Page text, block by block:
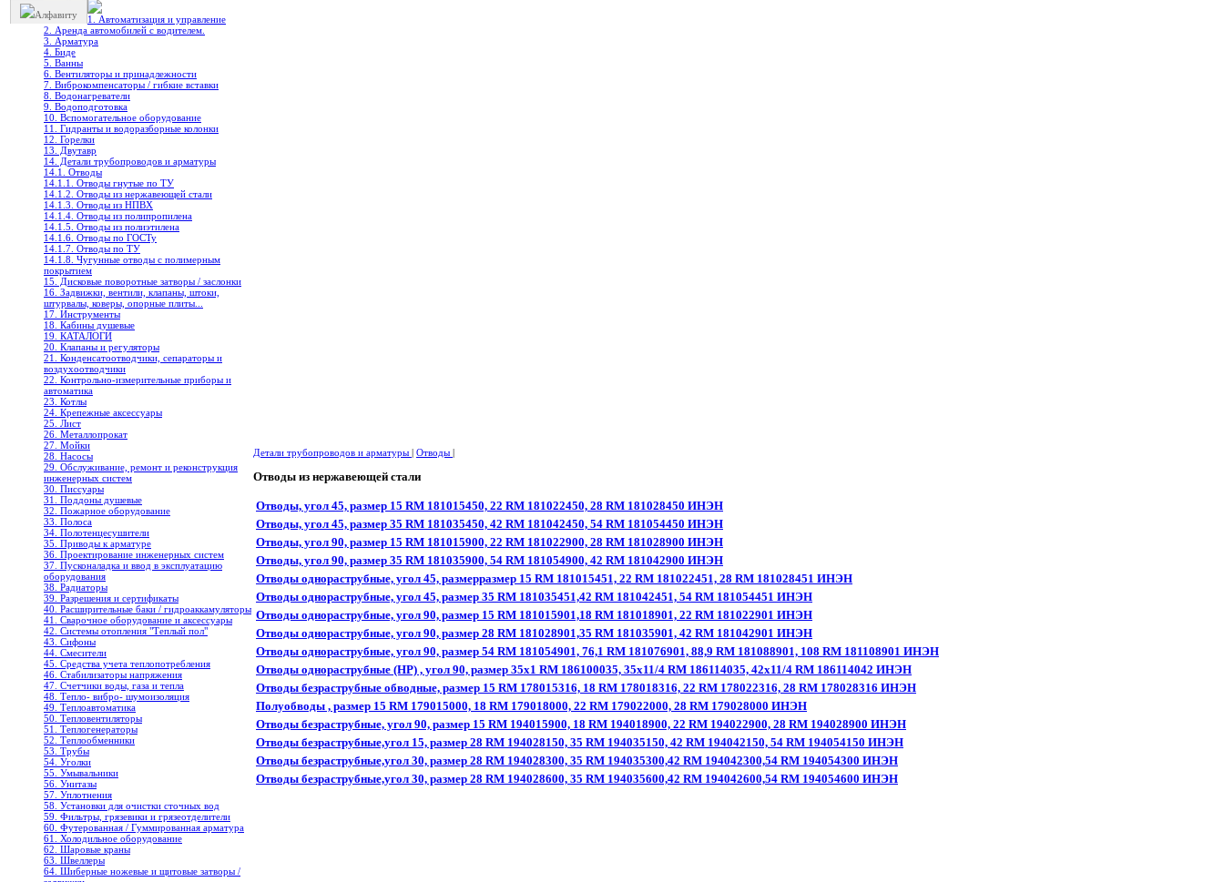
Алфавиту
1. Автоматизация и управление
2. Аренда автомобилей с водителем.
3. Арматура
4. Биде
5. Ванны
6. Вентиляторы и принадлежности
7. Виброкомпенсаторы / гибкие вставки
8. Водонагреватели
9. Водоподготовка
10. Вспомогательное оборудование
11. Гидранты и водоразборные колонки
12. Горелки
13. Двутавр
14. Детали трубопроводов и арматуры
14.1. Отводы
14.1.1. Отводы гнутые по ТУ
14.1.2. Отводы из нержавеющей стали
14.1.3. Отводы из НПВХ
14.1.4. Отводы из полипропилена
14.1.5. Отводы из полиэтилена
14.1.6. Отводы по ГОСТу
14.1.7. Отводы по ТУ
14.1.8. Чугунные отводы с полимерным
покрытием
15. Дисковые поворотные затворы / заслонки
16. Задвижки, вентили, клапаны, штоки,
штурвалы, коверы, опорные плиты...
17. Инструменты
18. Кабины душевые
19. КАТАЛОГИ
20. Клапаны и регуляторы
21. Конденсатоотводчики, сепараторы и
воздухоотводчики
22. Контрольно-измерительные приборы и
автоматика
23. Котлы
24. Крепежные аксессуары
25. Лист
26. Металлопрокат
27. Мойки
28. Насосы
29. Обслуживание, ремонт и реконструкция
инженерных систем
30. Писсуары
31. Поддоны душевые
32. Пожарное оборудование
33. Полоса
34. Полотенцесушители
35. Приводы к арматуре
36. Проектирование инженерных систем
37. Пусконаладка и ввод в эксплуатацию
оборудования
38. Радиаторы
39. Разрешения и сертификаты
40. Расширительные баки / гидроаккамуляторы
41. Сварочное оборудование и аксессуары
42. Системы отопления "Теплый пол"
43. Сифоны
44. Смесители
45. Средства учета теплопотребления
46. Стабилизаторы напряжения
47. Счетчики воды, газа и тепла
48. Тепло- вибро- шумоизоляция
49. Теплоавтоматика
50. Тепловентиляторы
51. Теплогенераторы
52. Теплообменники
53. Трубы
54. Уголки
55. Умывальники
56. Унитазы
57. Уплотнения
58. Установки для очистки сточных вод
59. Фильтры, грязевики и грязеотделители
60. Футерованная / Гуммированная арматура
61. Холодильное oборудование
62. Шаровые краны
63. Швеллеры
64. Шиберные ножевые и щитовые затворы /
Детали трубопроводов и арматуры | Отводы |
Отводы из нержавеющей стали
Отводы, угол 45, размер 15 RM 181015450, 22 RM 181022450, 28 RM 181028450 ИНЭН
Отводы, угол 45, размер 35 RM 181035450, 42 RM 181042450, 54 RM 181054450 ИНЭН
Отводы, угол 90, размер 15 RM 181015900, 22 RM 181022900, 28 RM 181028900 ИНЭН
Отводы, угол 90, размер 35 RM 181035900, 54 RM 181054900, 42 RM 181042900 ИНЭН
Отводы однораструбные, угол 45, размерразмер 15 RM 181015451, 22 RM 181022451, 28 RM 181028451 ИНЭН
Отводы однораструбные, угол 45, размер 35 RM 181035451,42 RM 181042451, 54 RM 181054451 ИНЭН
Отводы однораструбные, угол 90, размер 15 RM 181015901,18 RM 181018901, 22 RM 181022901 ИНЭН
Отводы однораструбные, угол 90, размер 28 RM 181028901,35 RM 181035901, 42 RM 181042901 ИНЭН
Отводы однораструбные, угол 90, размер 54 RM 181054901, 76,1 RM 181076901, 88,9 RM 181088901, 108 RM 181108901 ИНЭН
Отводы однораструбные (НР) , угол 90, размер 35x1 RM 186100035, 35x11/4 RM 186114035, 42x11/4 RM 186114042 ИНЭН
Отводы безраструбные обводные, размер 15 RM 178015316, 18 RM 178018316, 22 RM 178022316, 28 RM 178028316 ИНЭН
Полуобводы , размер 15 RM 179015000, 18 RM 179018000, 22 RM 179022000, 28 RM 179028000 ИНЭН
Отводы безраструбные, угол 90, размер 15 RM 194015900, 18 RM 194018900, 22 RM 194022900, 28 RM 194028900 ИНЭН
Отводы безраструбные,угол 15, размер 28 RM 194028150, 35 RM 194035150, 42 RM 194042150, 54 RM 194054150 ИНЭН
Отводы безраструбные,угол 30, размер 28 RM 194028300, 35 RM 194035300,42 RM 194042300,54 RM 194054300 ИНЭН
Отводы безраструбные,угол 30, размер 28 RM 194028600, 35 RM 194035600,42 RM 194042600,54 RM 194054600 ИНЭН